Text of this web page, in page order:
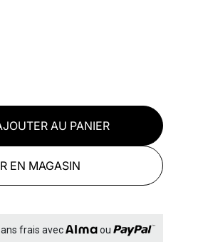
AU PANIER
EN MAGASIN
frais avec ou